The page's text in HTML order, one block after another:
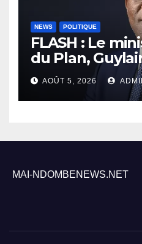
NEWS POLITIQUE
FLASH : Le
du Plan,
arrivé ce
AOÛT 5, 2026
MAI-NDOMBENEWS.NET